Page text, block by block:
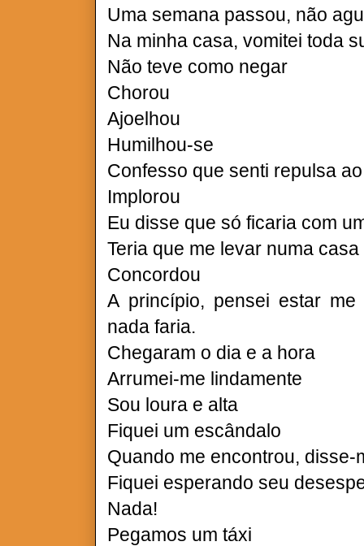
Uma semana passou, não
Na minha casa, vomitei toda
Não teve como negar
Chorou
Ajoelhou
Humilhou-se
Confesso que senti repulsa
Implorou
Eu disse que só ficaria com
Teria que me levar numa
Concordou
A princípio, pensei estar
nada faria.
Chegaram o dia e a hora
Arrumei-me lindamente
Sou loura e alta
Fiquei um escândalo
Quando me encontrou, disse-
Fiquei esperando seu
Nada!
Pegamos um táxi